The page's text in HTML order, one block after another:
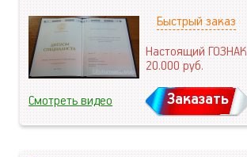
Быстрый заказ
Настоящий ГОЗНАК
20.000руб.
Смотреть видео Заказать